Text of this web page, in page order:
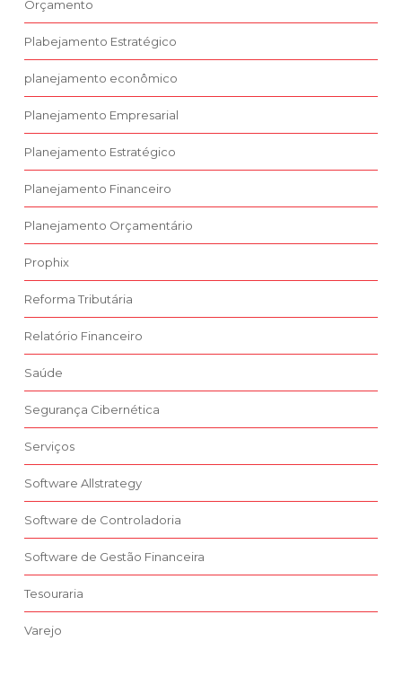
Orçamento
Plabejamento Estratégico
planejamento econômico
Planejamento Empresarial
Planejamento Estratégico
Planejamento Financeiro
Planejamento Orçamentário
Prophix
Reforma Tributária
Relatório Financeiro
Saúde
Segurança Cibernética
Serviços
Software Allstrategy
Software de Controladoria
Software de Gestão Financeira
Tesouraria
Varejo